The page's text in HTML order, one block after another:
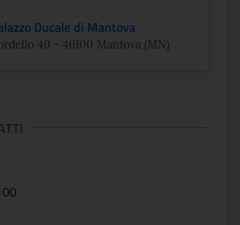
Ducale di Mantova
40 - 46100 Mantova (MN)